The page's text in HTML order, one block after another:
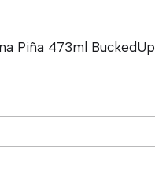
Piña 473ml BuckedUp